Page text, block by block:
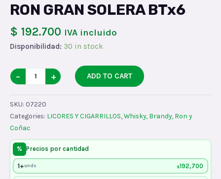
RON GRAN SOLERA BTx6
$ 192.700 IVA incluido
Disponibilidad: 30 in stock
RON
GRAN
SOLERA
BTx6
quantity
− + ADD TO CART
SKU: 07220
Categories: LICORES Y CIGARRILLOS,Whisky, Brandy, Ron y
Coñac
% Precios por cantidad
1+unds $192,700